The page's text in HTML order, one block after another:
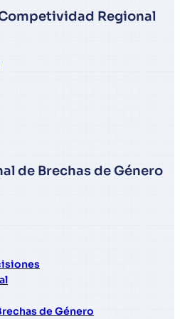
Regional
de Brechas de Género
de Género